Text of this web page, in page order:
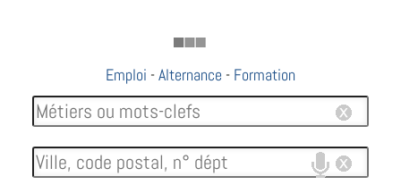
183
Emploi -Alternance - Formation